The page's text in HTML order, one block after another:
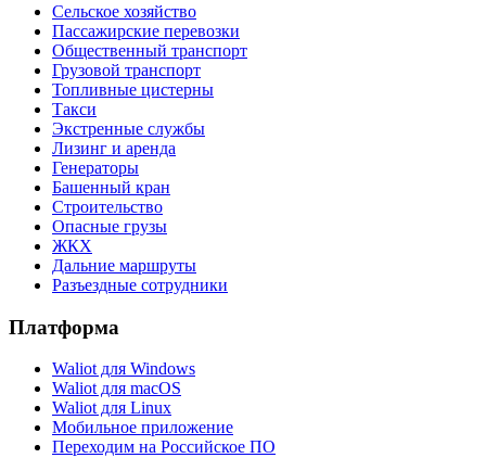
Сельское хозяйство
Пассажирские перевозки
Общественный транспорт
Грузовой транспорт
Топливные цистерны
Такси
Экстренные службы
Лизинг и аренда
Генераторы
Башенный кран
Строительство
Опасные грузы
ЖКХ
Дальние маршруты
Разъездные сотрудники
Платформа
Waliot для Windows
Waliot для macOS
Waliot для Linux
Мобильное приложение
Переходим на Российское ПО